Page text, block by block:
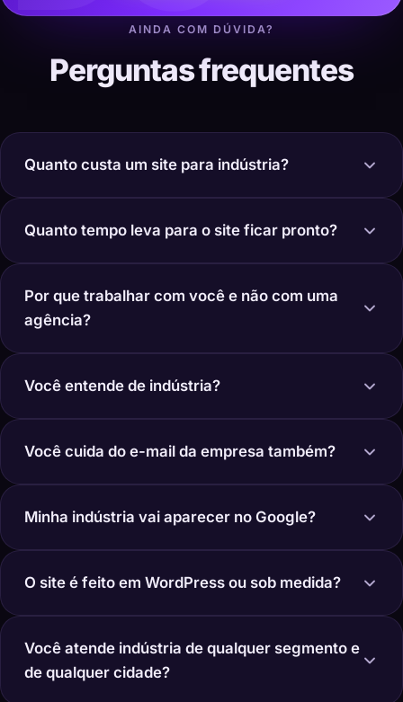
AINDA COM DÚVIDA?
Perguntas frequentes
Quanto custa um site para indústria?
Quanto tempo leva para o site ficar pronto?
Por que trabalhar com você e não com uma
agência?
Você entende de indústria?
Você cuida do e-mail da empresa também?
Minha indústria vai aparecer no Google?
O site é feito em WordPress ou sob medida?
Você atende indústria de qualquer segmento e
de qualquer cidade?